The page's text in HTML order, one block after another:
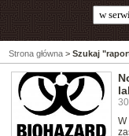
Strona główna > Szukaj
W